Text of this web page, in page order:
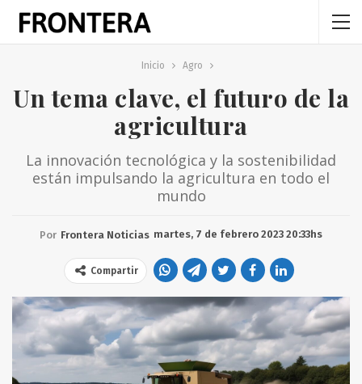
Inicio Agro
Un tema clave, el futuro de la
agricultura
La innovación tecnológica y la sostenibilidad
están impulsando la agricultura en todo el
mundo
Por Frontera Noticias martes, 7 de febrero 2023 20:33hs
Compartir